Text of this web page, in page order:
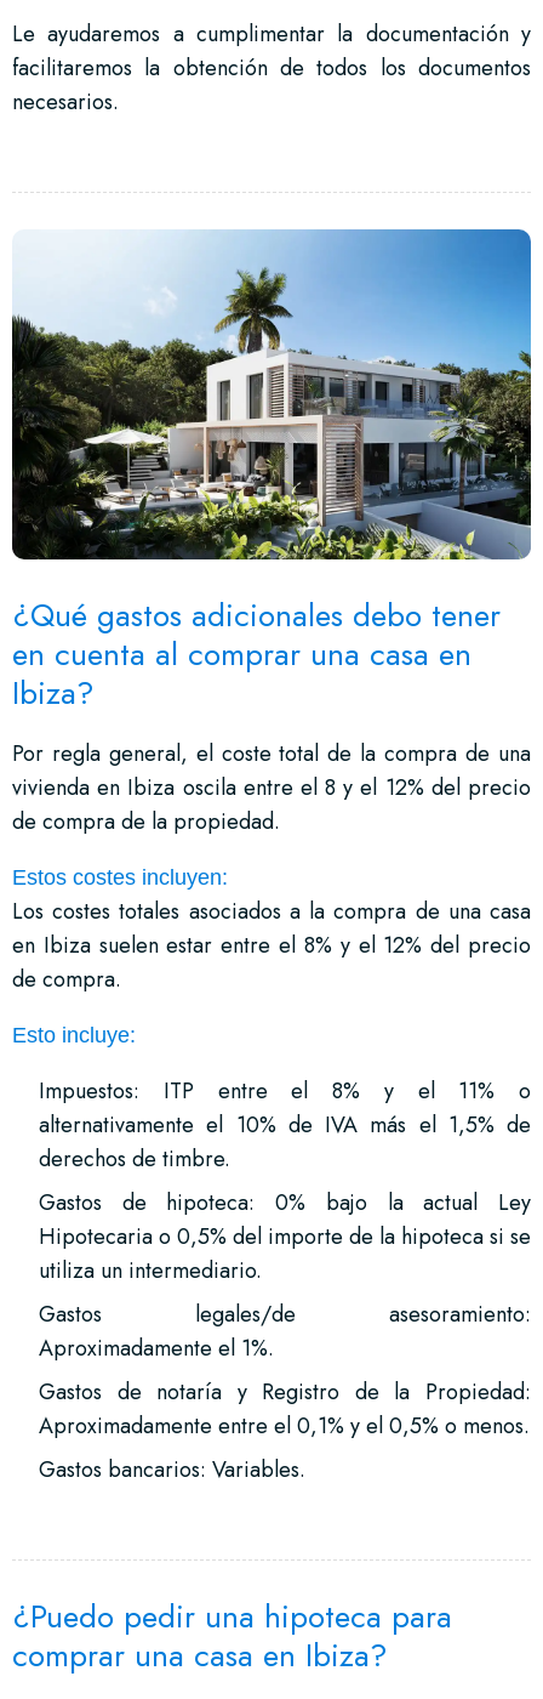
Le ayudaremos a cumplimentar la documentación y
facilitaremos la obtención de todos los documentos
necesarios.
¿Qué gastos adicionales debo tener
en cuenta al comprar una casa en
Ibiza?
Por regla general, el coste total de la compra de una
vivienda en Ibiza oscila entre el 8 y el 12% del precio
de compra de la propiedad.
Estos costes incluyen:
Los costes totales asociados a la compra de una casa
en Ibiza suelen estar entre el 8% y el 12% del precio
de compra.
Esto incluye:
Impuestos: ITP entre el 8% y el 11% o
alternativamente el 10% de IVA más el 1,5% de
derechos de timbre.
Gastos de hipoteca: 0% bajo la actual Ley
Hipotecaria o 0,5% del importe de la hipoteca si se
utiliza un intermediario.
Gastos legales/de asesoramiento:
Aproximadamente el 1%.
Gastos de notaría y Registro de la Propiedad:
Aproximadamente entre el 0,1% y el 0,5% o menos.
Gastos bancarios: Variables.
¿Puedo pedir una hipoteca para
comprar una casa en Ibiza?